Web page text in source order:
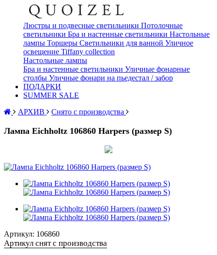
Люстры и подвесные светильники Потолочные
светильники Бра и настенные светильники Настольные
лампы Торшеры Светильники для ванной Уличное
освещение Tiffany collection
Настольные лампы
Бра и настенные светильники Уличные фонарные
столбы Уличные фонари на пьедестал / забор
ПОДАРКИ
SUMMER SALE
АРХИВ
Снято с производства
Лампа Eichholtz 106860 Harpers (размер S)
Артикул: 106860
Артикул снят с производства